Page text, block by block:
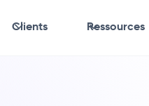
Clients Ressources